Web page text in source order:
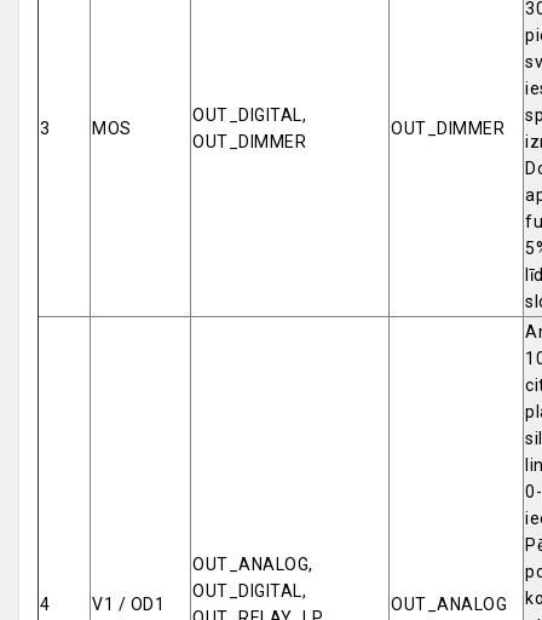
3 MOS
OUT_DIGITAL,
OUT_DIMMER
OUT_DIMMER
4 V1 / OD1
OUT_ANALOG,
OUT_DIGITAL,
OUT_ANALOG